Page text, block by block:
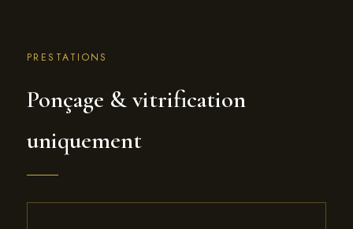
PRESTATIONS
Ponçage & vitrification
uniquement